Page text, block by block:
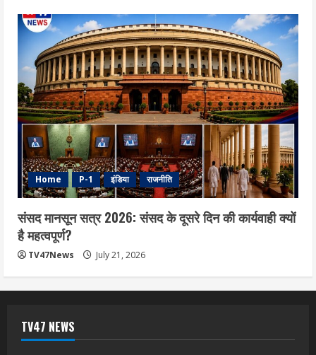
Home P-1 इंडिया राजनीति
संसद मानसून सत्र 2026: संसद के दूसरे दिन की कार्यवाही क्यों
है महत्वपूर्ण?
TV47News July 21, 2026
TV47 NEWS